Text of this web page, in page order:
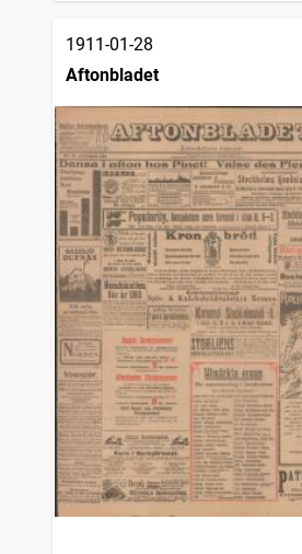
1911-01-28
Aftonbladet